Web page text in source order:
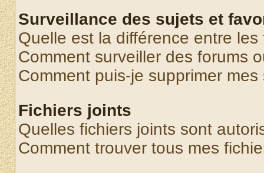
Surveillance des sujets et
Quelle est la différence entre
Comment surveiller des forums
Comment puis-je supprimer
Fichiers joints
Quelles fichiers joints sont
Comment trouver tous mes